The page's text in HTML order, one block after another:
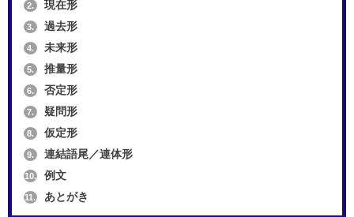
2. 現在形
3. 過去形
4. 未来形
5. 推量形
6. 否定形
7. 疑問形
8. 仮定形
9. 連結語尾／連体形
10. 例文
11. あとがき